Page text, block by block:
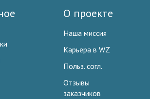
О проекте
Наша миссия
Карьера в WZ
Польз. согл.
Отзывы
заказчиков